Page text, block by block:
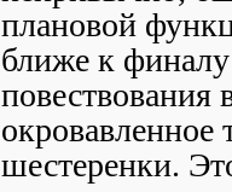
плановой
ближе к
повествования
окровавленное
шестеренки.